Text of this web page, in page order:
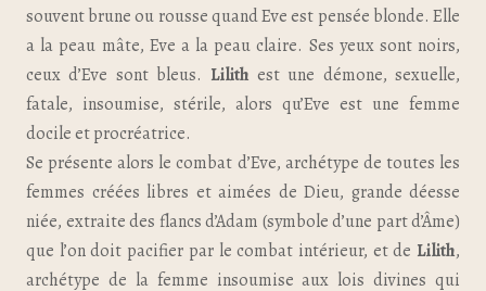
souvent brune ou rousse quand Eve est pensée blonde. Elle
a la peau mâte, Eve a la peau claire. Ses yeux sont noirs,
ceux d’Eve sont bleus. Lilith est une démone, sexuelle,
fatale, insoumise, stérile, alors qu’Eve est une femme
docile et procréatrice.
Se présente alors le combat d’Eve, archétype de toutes les
femmes créées libres et aimées de Dieu, grande déesse
niée, extraite des flancs d’Adam (symbole d’une part d’Âme)
que l’on doit pacifier par le combat intérieur, et de Lilith,
archétype de la femme insoumise aux lois divines qui